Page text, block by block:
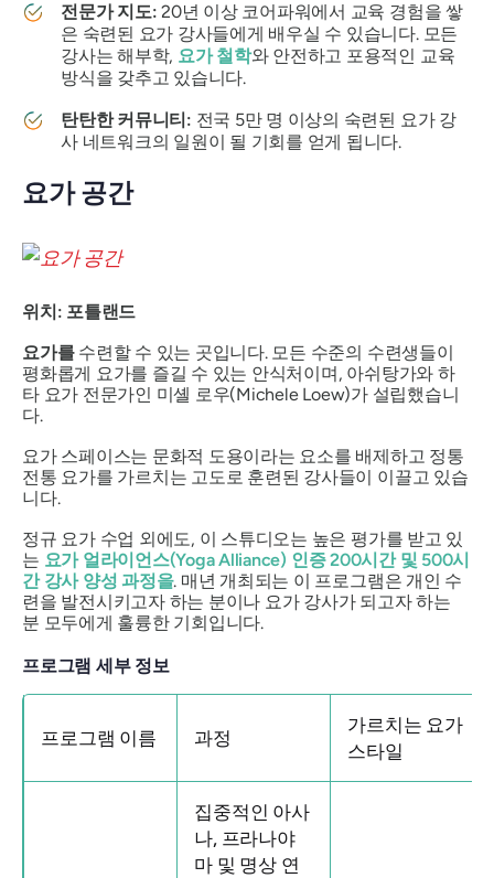
전문가 지도: 20년 이상 코어파워에서 교육 경험을 쌓
은 숙련된 요가 강사들에게 배우실 수 있습니다. 모든
강사는 해부학, 요가 철학와 안전하고 포용적인 교육
방식을 갖추고 있습니다.
탄탄한 커뮤니티: 전국 5만 명 이상의 숙련된 요가 강
사 네트워크의 일원이 될 기회를 얻게 됩니다.
요가 공간
위치: 포틀랜드
요가를수련할 수 있는 곳입니다. 모든 수준의 수련생들이
평화롭게 요가를 즐길 수 있는 안식처이며, 아쉬탕가와 하
타 요가 전문가인 미셸 로우(Michele Loew)가 설립했습니
다.
요가 스페이스는 문화적 도용이라는 요소를 배제하고 정통
전통 요가를 가르치는 고도로 훈련된 강사들이 이끌고 있습
니다.
정규 요가 수업 외에도, 이 스튜디오는 높은 평가를 받고 있
는 요가 얼라이언스(Yoga Alliance) 인증 200시간 및 500시
간 강사 양성 과정을. 매년 개최되는 이 프로그램은 개인 수
련을 발전시키고자 하는 분이나 요가 강사가 되고자 하는
분 모두에게 훌륭한 기회입니다.
프로그램 세부 정보
프로그램 이름 과정
가르치는 요가
스타일
집중적인 아사
나, 프라나야
마 및 명상 연